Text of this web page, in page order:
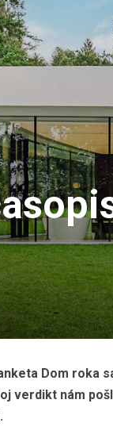
Dom roka
verdikt nám